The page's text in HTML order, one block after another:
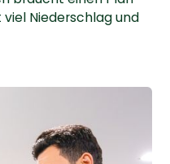
Niederschlag und